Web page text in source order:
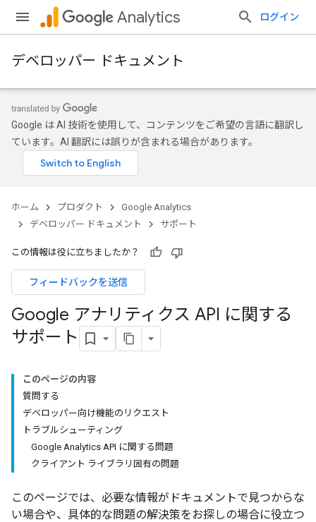
Analytics ログイン
デベロッパー ドキュメント
Google は AI 技術を使用して、コンテンツをご希望の言語に翻訳し
ています。AI 翻訳には誤りが含まれる場合があります。
ホーム プロダクト
Google Analytics
デベロッパー ドキュメント
サポート
この情報は役に立ちましたか？
フィードバックを送信
Google アナリティクス API に関する
サポート
このページの内容
質問する
デベロッパー向け機能のリクエスト
トラブルシューティング
Google Analytics API に関する問題
クライアント ライブラリ固有の問題
このページでは、必要な情報がドキュメントで見つからな
い場合や、具体的な問題の解決策をお探しの場合に役立つ